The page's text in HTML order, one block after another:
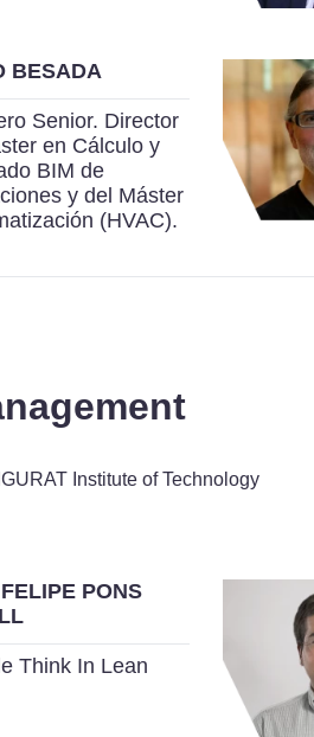
BESADA
Senior. Director
en Cálculo y
BIM de
y del Máster
(HVAC).
Institute of Technology
PONS
Think In Lean